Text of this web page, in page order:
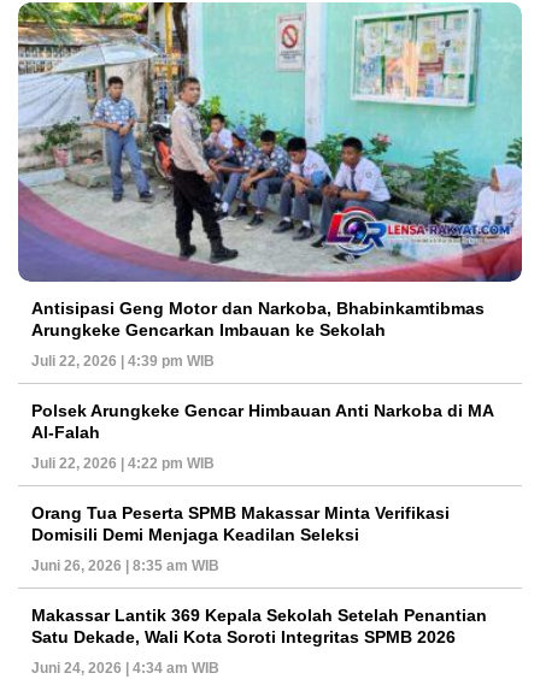
Antisipasi Geng Motor dan Narkoba, Bhabinkamtibmas
Arungkeke Gencarkan Imbauan ke Sekolah
Juli 22, 2026 | 4:39 pm WIB
Polsek Arungkeke Gencar Himbauan Anti Narkoba di MA
Al-Falah
Juli 22, 2026 | 4:22 pm WIB
Orang Tua Peserta SPMB Makassar Minta Verifikasi
Domisili Demi Menjaga Keadilan Seleksi
Juni 26, 2026 | 8:35 am WIB
Makassar Lantik 369 Kepala Sekolah Setelah Penantian
Satu Dekade, Wali Kota Soroti Integritas SPMB 2026
Juni 24, 2026 | 4:34 am WIB